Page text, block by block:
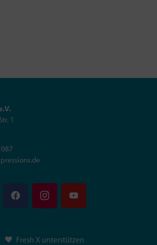
1
Fresh X unterstützen